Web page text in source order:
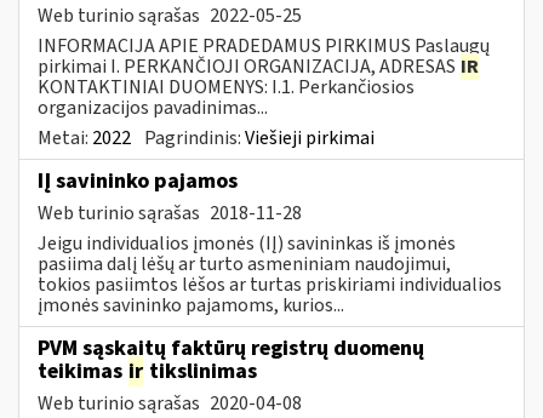
Web turinio sąrašas 2022-05-25
INFORMACIJA APIE PRADEDAMUS PIRKIMUS Paslaugų
pirkimai I. PERKANČIOJI ORGANIZACIJA, ADRESAS IR
KONTAKTINIAI DUOMENYS: I.1. Perkančiosios
organizacijos pavadinimas...
Metai: 2022 Pagrindinis:Viešieji pirkimai
IĮ savininko pajamos
Web turinio sąrašas 2018-11-28
Jeigu individualios įmonės (IĮ) savininkas iš įmonės
pasiima dalį lėšų ar turto asmeniniam naudojimui,
tokios pasiimtos lėšos ar turtas priskiriami individualios
įmonės savininko pajamoms, kurios...
PVM sąskaitų faktūrų registrų duomenų
teikimas ir tikslinimas
Web turinio sąrašas 2020-04-08